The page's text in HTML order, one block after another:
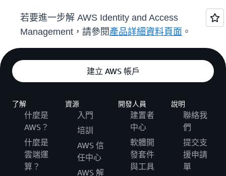
若要進一步解 AWS Identity and Access
Management，請參閱產品詳細資料頁面 。
建立 AWS 帳戶
了解
什麼是
AWS？
什麼是
雲端運
算？
資源
入門
培訓
AWS 信
任中心
AWS 解
開發人員
建置者
中心
軟體開
發套件
與工具
說明
聯絡我
們
提交支
援申請
單